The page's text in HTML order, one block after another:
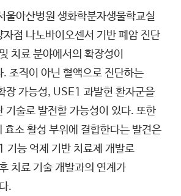
울아산병원 생화학분자생물학교실
자점 나노바이오센서 기반 폐암 진단
치료 분야에서의 확장성이
. 조직이 아닌 혈액으로 진단하는
장 가능성, USE1 과발현 환자군을
기술로 발전할 가능성이 있다. 또한
소 활성 부위에 결합한다는 발견은
기능 억제 기반 치료제 개발로
치료 기술 개발과의 연계가
.